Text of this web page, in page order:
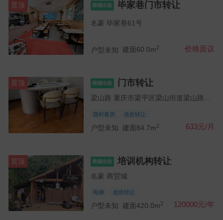
置顶 商铺出租 毕家巷门市转让
名豪 毕家巷61号
户型未知 建面60.0m2 价格面议
置顶 商铺出租 门市转让
梁山路 重庆市梁平区梁山街道梁山路...
随时看房 低价转让
户型未知 建面84.7m2 633元/月
置顶 商铺出租 培训机构转让
名豪 商贸城
电梯 低价转让
户型未知 建面420.0m2 120000元/年